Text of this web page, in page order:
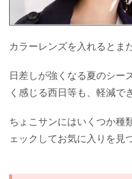
カラーレンズを入れるとま
日差しが強くなる夏のシー
く感じる西日等も、軽減で
ちょこサンにはいくつか種
ェックしてお気に入りを見